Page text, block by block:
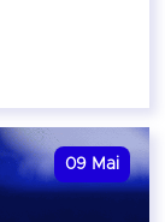
09 Mai